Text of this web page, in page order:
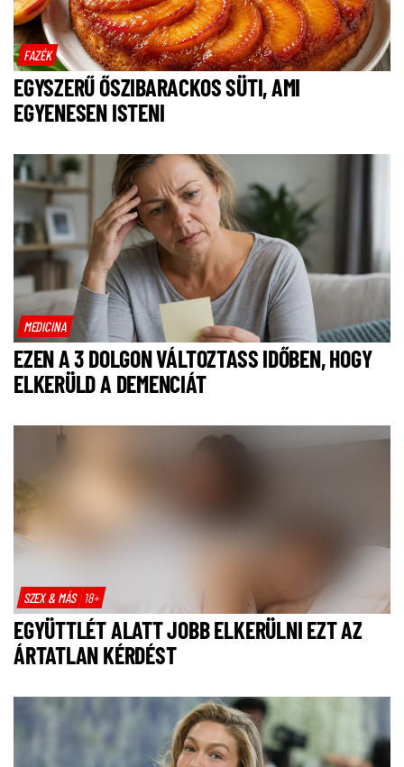
FAZÉK
EGYSZERŰ ŐSZIBARACKOS SÜTI, AMI
EGYENESEN ISTENI
MEDICINA
EZEN A 3 DOLGON VÁLTOZTASS IDŐBEN, HOGY
ELKERÜLD A DEMENCIÁT
SZEX & MÁS 18+
EGYÜTTLÉT ALATT JOBB ELKERÜLNI EZT AZ
ÁRTATLAN KÉRDÉST